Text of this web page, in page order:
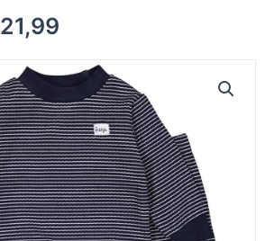
21,99
tot
€21,99